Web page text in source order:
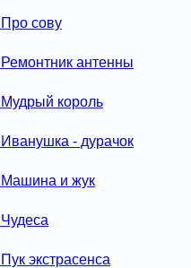
Про сову
Ремонтник антенны
Мудрый король
Иванушка - дурачок
Машина и жук
Чудеса
Пук экстрасенса